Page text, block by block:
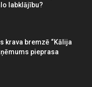
labklājību?
krava bremzē “Kālija
pieprasa